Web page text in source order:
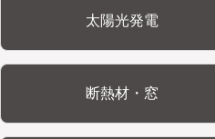
太陽光発電
断熱材・窓